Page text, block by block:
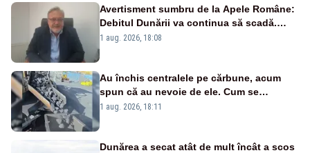
Avertisment sumbru de la Apele Române:
Debitul Dunării va continua să scadă.
Cernavodă s-ar putea închide în 4 zile
1 aug. 2026, 18:08
Au închis centralele pe cărbune, acum
spun că au nevoie de ele. Cum se
pasează vina în plină criză energetică
1 aug. 2026, 18:11
Dunărea a secat atât de mult încât a scos